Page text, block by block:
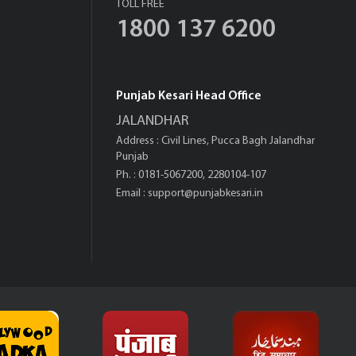
TOLL FREE
1800 137 6200
Punjab Kesari Head Office
JALANDHAR
Address : Civil Lines, Pucca Bagh Jalandhar
Punjab
Ph. : 0181-5067200, 2280104-107
Email : support@punjabkesari.in